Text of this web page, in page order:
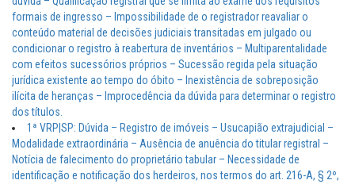
formais de ingresso – Impossibilidade de o registrador reavaliar o
conteúdo material de decisões judiciais transitadas em julgado ou
condicionar o registro à reabertura de inventários – Multiparentalidade
com efeitos sucessórios próprios – Sucessão regida pela situação
jurídica existente ao tempo do óbito – Inexistência de sobreposição
ilícita de heranças – Improcedência da dúvida para determinar o registro
dos títulos.
1ª VRP|SP: Dúvida – Registro de imóveis – Usucapião extrajudicial –
Modalidade extraordinária – Ausência de anuência do titular registral –
Notícia de falecimento do proprietário tabular – Necessidade de
identificação e notificação dos herdeiros, nos termos do art. 216-A, § 2º,